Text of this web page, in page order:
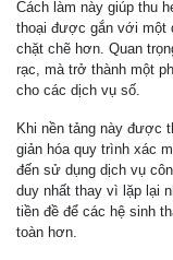
Cách làm này giúp thu
thoại được gắn với một
chặt chẽ hơn. Quan
rạc, mà trở thành một
cho các dịch vụ số.
Khi nền tảng này được
giản hóa quy trình xác
đến sử dụng dịch vụ
duy nhất thay vì lặp lại
tiền đề để các hệ sinh
toàn hơn.